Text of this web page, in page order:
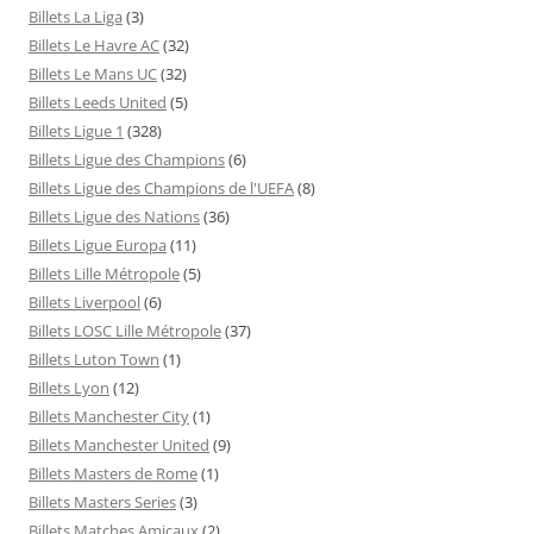
Billets La Liga (3)
Billets Le Havre AC(32)
Billets Le Mans UC(32)
Billets Leeds United (5)
Billets Ligue 1 (328)
Billets Ligue des Champions(6)
Billets Ligue des Champions de l'UEFA(8)
Billets Ligue des Nations(36)
Billets Ligue Europa (11)
Billets Lille Métropole(5)
Billets Liverpool(6)
Billets LOSC Lille Métropole(37)
Billets Luton Town (1)
Billets Lyon (12)
Billets Manchester City(1)
Billets Manchester United (9)
Billets Masters de Rome(1)
Billets Masters Series(3)